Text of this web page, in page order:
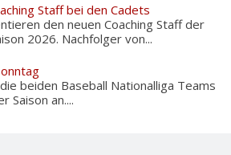
Staff bei den Cadets
den neuen Coaching Staff der
2026. Nachfolger von...
beiden Baseball Nationalliga Teams
Saison an....